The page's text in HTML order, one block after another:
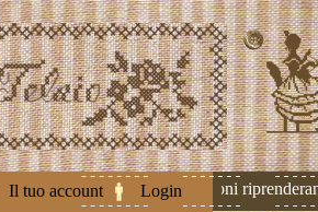
Il tuo account Login
Attenzione ! Le spedizioni